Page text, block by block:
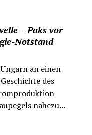
– Paks vor
Notstand
an einen
des
nahezu...